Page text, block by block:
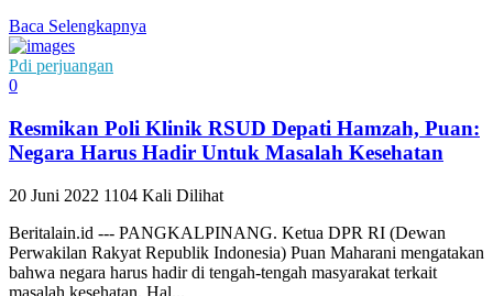
Baca Selengkapnya
Pdi perjuangan
0
Resmikan Poli Klinik RSUD Depati Hamzah, Puan:
Negara Harus Hadir Untuk Masalah Kesehatan
20 Juni 2022 1104 Kali Dilihat
Beritalain.id --- PANGKALPINANG. Ketua DPR RI (Dewan
Perwakilan Rakyat Republik Indonesia) Puan Maharani mengatakan
bahwa negara harus hadir di tengah-tengah masyarakat terkait
masalah kesehatan. Hal...